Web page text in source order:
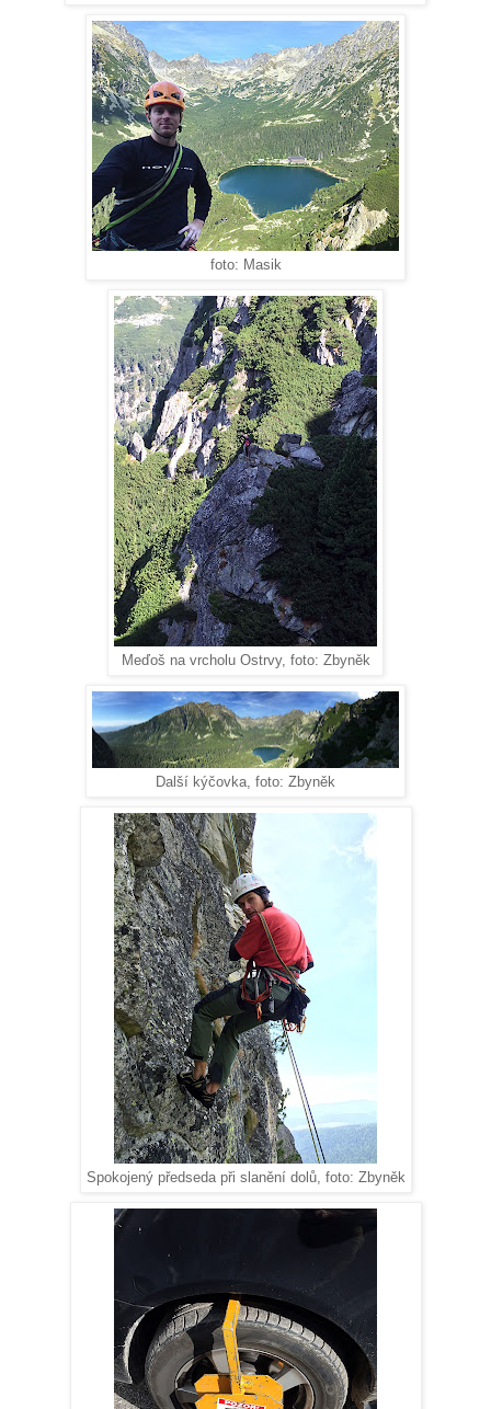
foto: Masik
Meďoš na vrcholu Ostrvy, foto: Zbyněk
Další kýčovka, foto: Zbyněk
Spokojený předseda při slanění dolů, foto: Zbyněk